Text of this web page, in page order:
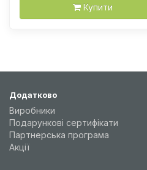
Купити
Додатково
Виробники
Подарункові сертифікати
Партнерська програма
Акції